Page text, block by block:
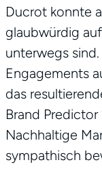
Ducrot konnte
glaubwürdig
unterwegs
Engagements
das
Brand
Nachhaltige
sympathisch